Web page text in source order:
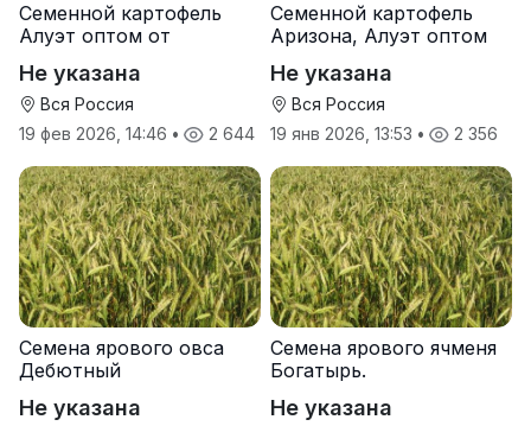
Семенной картофель
Алуэт оптом от
Не указана
Вся Россия
19 фев 2026, 14:46 • 2 644
Семенной картофель
Аризона, Алуэт оптом
Не указана
Вся Россия
19 янв 2026, 13:53 • 2 356
Семена ярового овса
Дебютный
Не указана
Семена ярового ячменя
Богатырь.
Не указана